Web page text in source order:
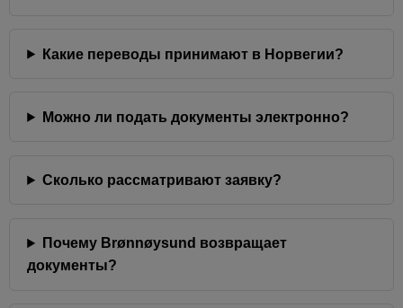
Какие переводы принимают в Норвегии?
Можно ли подать документы электронно?
Сколько рассматривают заявку?
Почему Brønnøysund возвращает
документы?